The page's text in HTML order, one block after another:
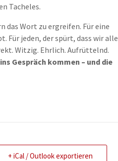
Tacheles.
das Wort zu ergreifen. Für eine
Für jeden, der spürt, dass wir alle
Witzig. Ehrlich. Aufrüttelnd.
Gespräch kommen – und die
+ iCal / Outlook exportieren